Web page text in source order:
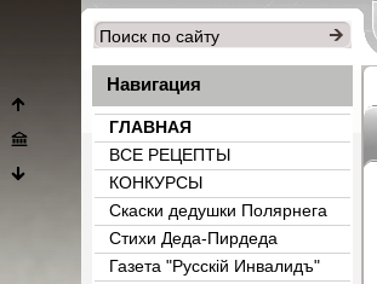
Навигация
ГЛАВНАЯ
ВСЕ РЕЦЕПТЫ
КОНКУРСЫ
Скаски дедушки Полярнега
Стихи Деда-Пирдеда
Газета "Русскiй Инвалидъ"